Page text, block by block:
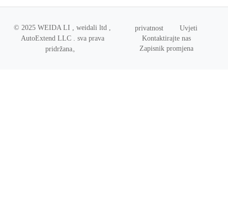
© 2025 WEIDA LI , weidali ltd ,
AutoExtend LLC . sva prava
pridržana。
privatnost
Uvjeti
Kontaktirajte nas
Zapisnik promjena